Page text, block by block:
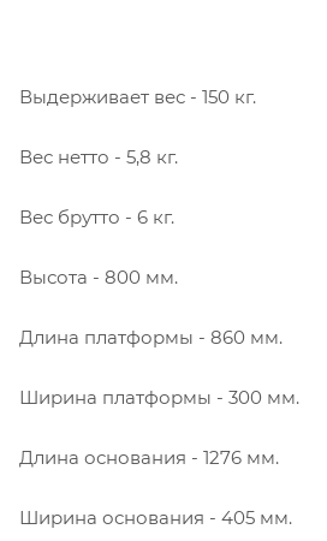
Выдерживает вес - 150 кг.
Вес нетто - 5,8 кг.
Вес брутто - 6 кг.
Высота - 800 мм.
Длина платформы - 860 мм.
Ширина платформы - 300 мм.
Длина основания - 1276 мм.
Ширина основания - 405 мм.